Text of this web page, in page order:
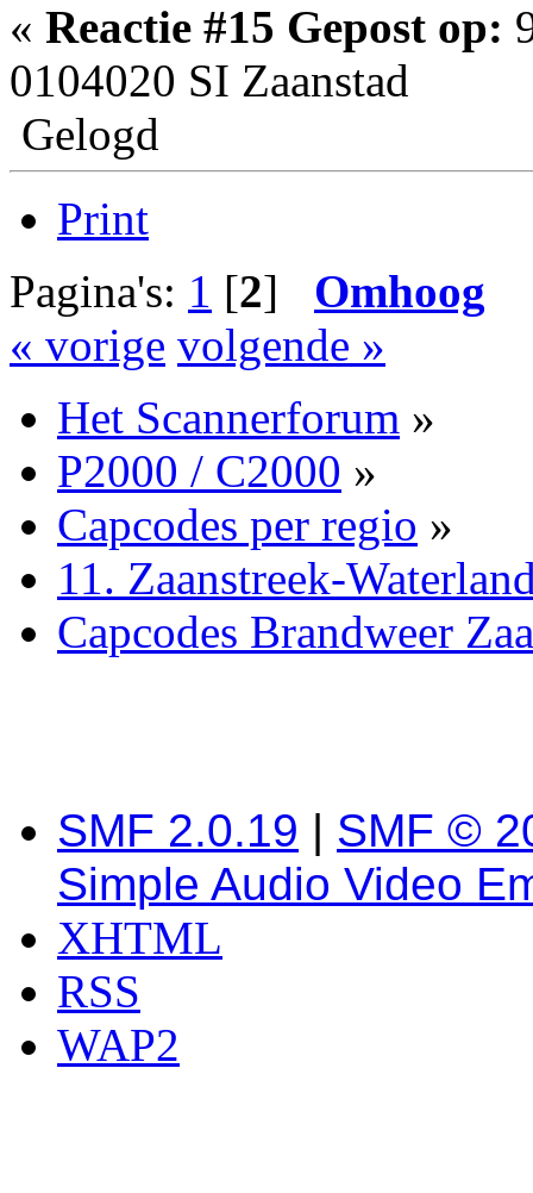
« Reactie #15 Gepost op:
0104020 SI Zaanstad
Gelogd
Print
Pagina's: 1 [2] Omhoog
« vorige volgende »
Het Scannerforum »
P2000 / C2000 »
Capcodes per regio »
11. Zaanstreek-
Capcodes Brandweer
SMF 2.0.19 | SMF ©
Simple Audio Video
XHTML
RSS
WAP2